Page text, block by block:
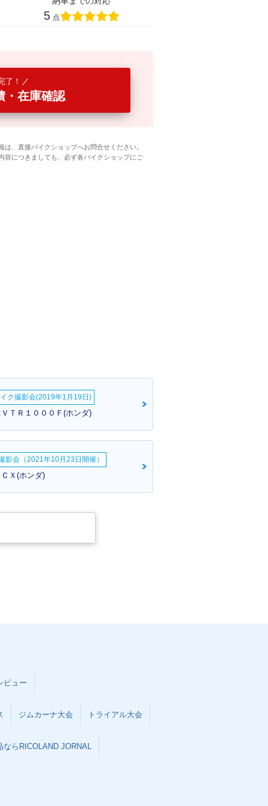
5 点
了！
・在庫確認
、直接バイクショップへお問合せください。
容につきましても、必ず各バイクショップにご
ク撮影会(2019年1月19日)
ＴＲ１０００Ｆ(ホンダ)
影会（2021年10月23日開催）
Ｘ(ホンダ)
ビュー
ジムカーナ大会 トライアル大会
ならRICOLAND JORNAL